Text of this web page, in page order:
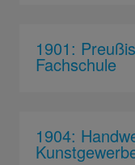
1901:
Fachschule
1904: